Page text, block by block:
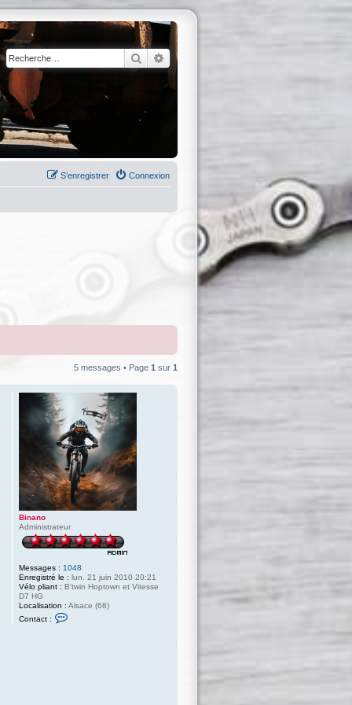
RechercherRecherche avancée
Connexion
S’enregistrer
5 messages • Page 1 sur 1
Binano
Administrateur
Messages : 1048
Enregistré le : lun. 21 juin 2010 20:21
Vélo pliant : B'twin Hoptown et Vitesse
D7 HG
Localisation : Alsace (68)
Contact :